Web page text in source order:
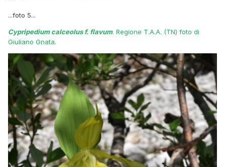
...foto 5...
Cypripedium calceolus f. flavum. Regione T.A.A. (TN) foto di
Giuliano Gnata.